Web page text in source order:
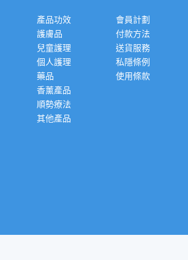
產品功效
護膚品
兒童護理
個人護理
藥品
香薰產品
順勢療法
其他產品
會員計劃
付款方法
送貨服務
私隱條例
使用條款